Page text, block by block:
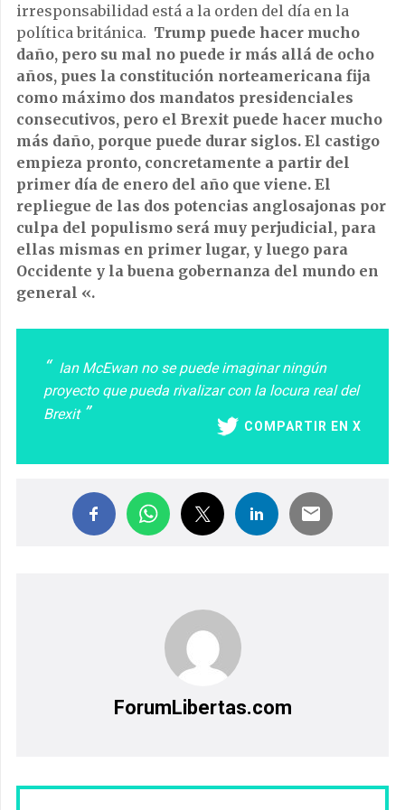
irresponsabilidad está a la orden del día en la
política británica. Trump puede hacer mucho
daño, pero su mal no puede ir más allá de ocho
años, pues la constitución norteamericana fija
como máximo dos mandatos presidenciales
consecutivos, pero el Brexit puede hacer mucho
más daño, porque puede durar siglos. El castigo
empieza pronto, concretamente a partir del
primer día de enero del año que viene. El
repliegue de las dos potencias anglosajonas por
culpa del populismo será muy perjudicial, para
ellas mismas en primer lugar, y luego para
Occidente y la buena gobernanza del mundo en
general «.
Ian McEwan no se puede imaginar ningún
proyecto que pueda rivalizar con la locura real del
Brexit
COMPARTIR EN X
ForumLibertas.com